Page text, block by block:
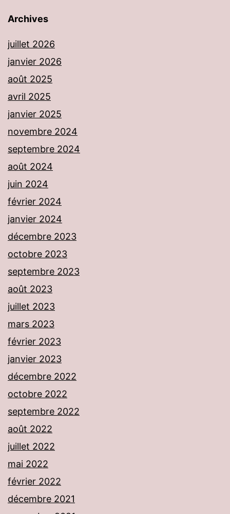
Archives
juillet 2026
janvier 2026
août 2025
avril 2025
janvier 2025
novembre 2024
septembre 2024
août 2024
juin 2024
février 2024
janvier 2024
décembre 2023
octobre 2023
septembre 2023
août 2023
juillet 2023
mars 2023
février 2023
janvier 2023
décembre 2022
octobre 2022
septembre 2022
août 2022
juillet 2022
mai 2022
février 2022
décembre 2021